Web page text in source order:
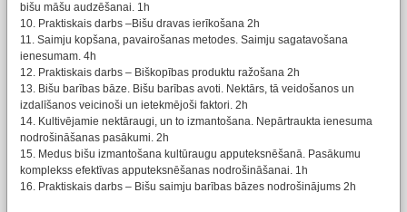
bišu māšu audzēšanai. 1h
10. Praktiskais darbs –Bišu dravas ierīkošana 2h
11. Saimju kopšana, pavairošanas metodes. Saimju sagatavošana
ienesumam. 4h
12. Praktiskais darbs – Biškopības produktu ražošana 2h
13. Bišu barības bāze. Bišu barības avoti. Nektārs, tā veidošanos un
izdalīšanos veicinoši un ietekmējoši faktori. 2h
14. Kultivējamie nektāraugi, un to izmantošana. Nepārtraukta ienesuma
nodrošināšanas pasākumi. 2h
15. Medus bišu izmantošana kultūraugu apputeksnēšanā. Pasākumu
komplekss efektīvas apputeksnēšanas nodrošināšanai. 1h
16. Praktiskais darbs – Bišu saimju barības bāzes nodrošinājums 2h